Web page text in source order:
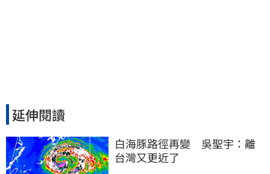
延伸閱讀
白海豚路徑再變　吳聖宇：離
台灣又更近了